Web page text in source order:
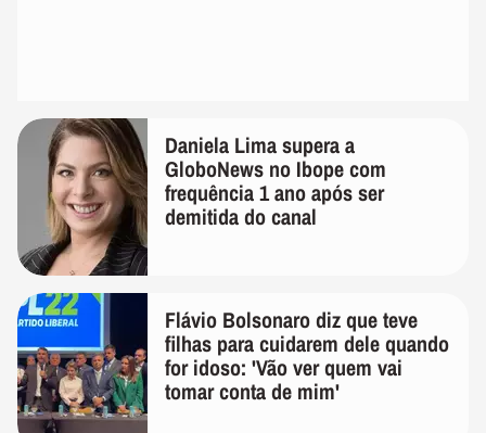
Daniela Lima supera a
GloboNews no Ibope com
frequência 1 ano após ser
demitida do canal
Flávio Bolsonaro diz que teve
filhas para cuidarem dele quando
for idoso: 'Vão ver quem vai
tomar conta de mim'